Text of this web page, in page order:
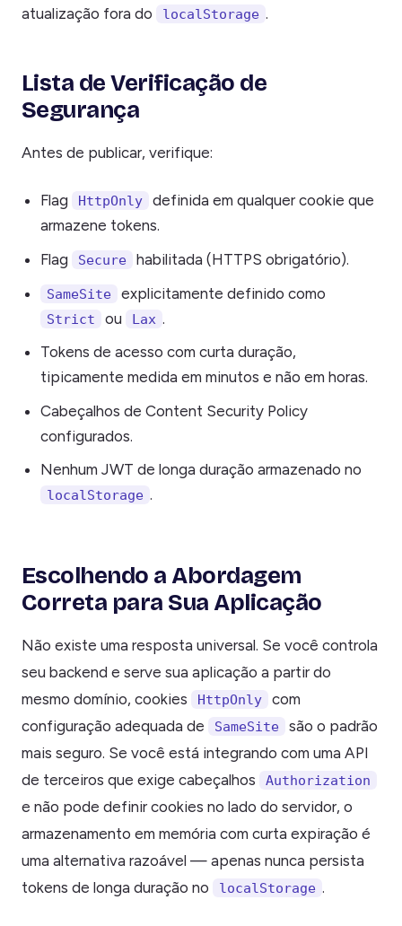
atualização fora do
localStorage .
Lista de Verificação de
Segurança
Antes de publicar, verifique:
Flag HttpOnly
definida em qualquer cookie que
armazene tokens.
Flag
Secure habilitada (HTTPS obrigatório).
SameSite explicitamente definido como
Strict ou Lax .
Tokens de acesso com curta duração,
tipicamente medida em minutos e não em horas.
Cabeçalhos de Content Security Policy
configurados.
Nenhum JWT de longa duração armazenado no
localStorage .
Escolhendo a Abordagem
Correta para Sua Aplicação
Não existe uma resposta universal. Se você controla
seu backend e serve sua aplicação a partir do
mesmo domínio, cookies
HttpOnly
com
configuração adequada de
SameSite
são o padrão
mais seguro. Se você está integrando com uma API
de terceiros que exige cabeçalhos
Authorization
e não pode definir cookies no lado do servidor, o
armazenamento em memória com curta expiração é
uma alternativa razoável — apenas nunca persista
tokens de longa duração no
localStorage .